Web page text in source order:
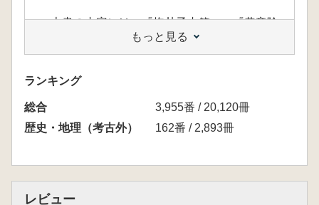
本書の内容には、『抱朴子内篇』、『黄帝陰
符経』、『仙道三伝』、『五真帰元』、『荘子
口義』、『周易参同契六注彙編』、『真誥』、
『南華真経新伝』、『悟真篇注疏太乙玄樞丹
もっと見る
ランキング
総合
3,955番 / 20,120冊
歴史・地理（考古外）
162番 / 2,893冊
レビュー